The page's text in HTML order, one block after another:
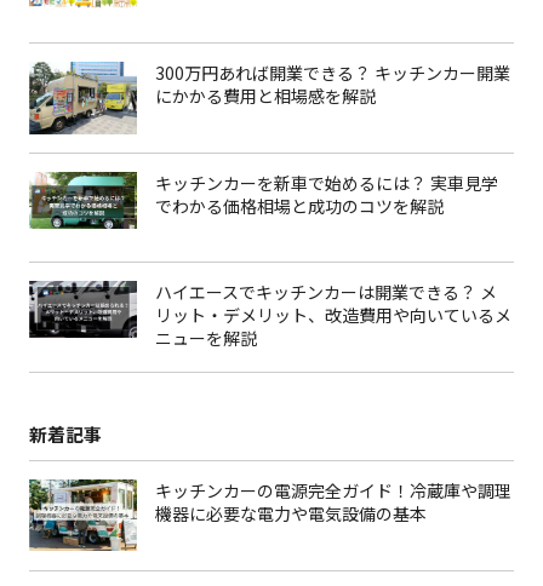
300万円あれば開業できる？ キッチンカー開業
にかかる費用と相場感を解説
キッチンカーを新車で始めるには？ 実車見学
でわかる価格相場と成功のコツを解説
ハイエースでキッチンカーは開業できる？ メ
リット・デメリット、改造費用や向いているメ
ニューを解説
新着記事
キッチンカーの電源完全ガイド！冷蔵庫や調理
機器に必要な電力や電気設備の基本